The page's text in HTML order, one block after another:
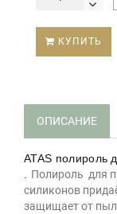
КУПИТЬ
ОПИСАНИЕ
ATAS полироль
. Полироль для
силиконов
защищает от